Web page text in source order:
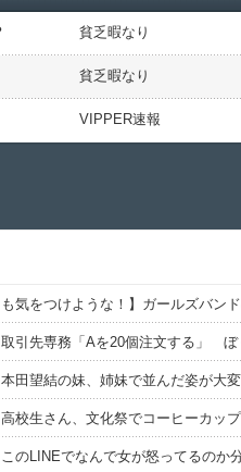
貧乏暇なり
貧乏暇なり
VIPPER速報